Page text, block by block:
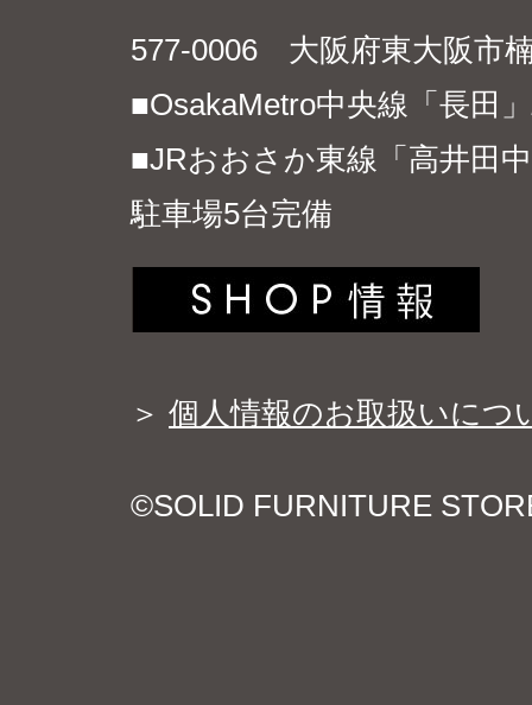
577-0006 大阪府東大阪市
■OsakaMetro中央線「長田
■JRおおさか東線「高井田
駐車場5台完備
＞ 個人情報のお取扱いにつ
©SOLID FURNITURE